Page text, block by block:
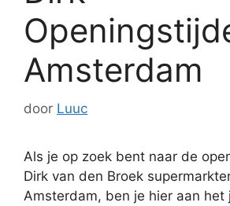
Amsterdam
door Luuc
Als je op zoek bent naar de
Dirk van den Broek
Amsterdam, ben je hier aan het